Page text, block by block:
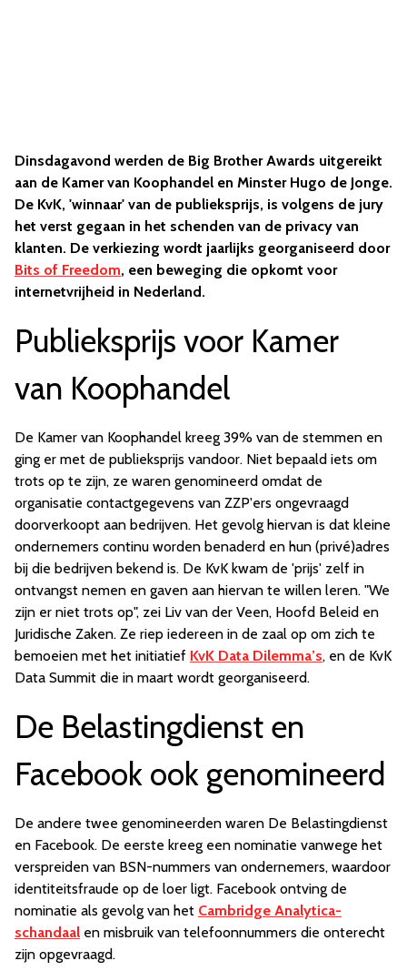
Dinsdagavond werden de Big Brother Awards uitgereikt
aan de Kamer van Koophandel en Minster Hugo de Jonge.
De KvK, 'winnaar' van de publieksprijs, is volgens de jury
het verst gegaan in het schenden van de privacy van
klanten. De verkiezing wordt jaarlijks georganiseerd door
Bits of Freedom, een beweging die opkomt voor
internetvrijheid in Nederland.
Publieksprijs voor Kamer
van Koophandel
De Kamer van Koophandel kreeg 39% van de stemmen en
ging er met de publieksprijs vandoor. Niet bepaald iets om
trots op te zijn, ze waren genomineerd omdat de
organisatie contactgegevens van ZZP'ers ongevraagd
doorverkoopt aan bedrijven. Het gevolg hiervan is dat kleine
ondernemers continu worden benaderd en hun (privé)adres
bij die bedrijven bekend is. De KvK kwam de 'prijs' zelf in
ontvangst nemen en gaven aan hiervan te willen leren. "We
zijn er niet trots op", zei Liv van der Veen, Hoofd Beleid en
Juridische Zaken. Ze riep iedereen in de zaal op om zich te
bemoeien met het initiatief KvK Data Dilemma’s, en de KvK
Data Summit die in maart wordt georganiseerd.
De Belastingdienst en
Facebook ook genomineerd
De andere twee genomineerden waren De Belastingdienst
en Facebook. De eerste kreeg een nominatie vanwege het
verspreiden van BSN-nummers van ondernemers, waardoor
identiteitsfraude op de loer ligt. Facebook ontving de
nominatie als gevolg van het Cambridge Analytica-
schandaal en misbruik van telefoonnummers die onterecht
zijn opgevraagd.